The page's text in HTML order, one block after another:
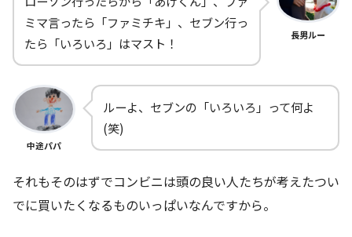
ミマ言ったら「ファミチキ」、セブン行っ
たら「いろいろ」はマスト！
長男ルー
中途パパ
ルーよ、セブンの「いろいろ」って何よ
(笑)
それもそのはずでコンビニは頭の良い人たちが考えたつい
でに買いたくなるものいっぱいなんですから。